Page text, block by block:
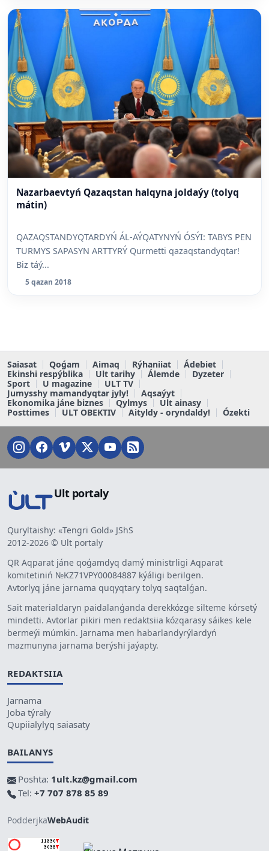
Nazarbaevtyń Qazaqstan halqyna joldaýy (tolyq
mátin)
QAZAQSTANDYQTARDYŃ ÁL-AÝQATYNYŃ ÓSÝI: TABYS PEN
TURMYS SAPASYN ARTTYRÝ Qurmetti qazaqstandyqtar!
Biz táý...
5 qazan 2018
Saiasat Qoǵam Aimaq Rýhaniiat
Ádebiet
Ekinshi respýblika
Ult tarihy Álemde
Dyzeter
Sport
U magazine
ULT TV
Jumysshy mamandyqtar jyly!
Aqsaýyt
Ekonomika jáne biznes
Qylmys
Ult ainasy
Posttimes
ULT OBEKTIV Aityldy - oryndaldy! Ózekti
Ult portaly
Quryltaishy: «Tengri Gold» JShS
2012-2026 © Ult portaly
QR Aqparat jáne qoǵamdyq damý ministrligi Aqparat
komitetiniń №KZ71VPY00084887 kýáligi berilgen.
Avtorlyq jáne jarnama quqyqtary tolyq saqtalǵan.
Sait materialdaryn paidalanǵanda derekkózge silteme kórsetý
mindetti. Avtorlar pikiri men redaktsiia kózqarasy sáikes kele
bermeýi múmkin. Jarnama men habarlandyrýlardyń
mazmunyna jarnama berýshi jaýapty.
REDAKTSIIA
Jarnama
Joba týraly
Qupiialylyq saiasaty
BAILANYS
Poshta: 1ult.kz@gmail.com
Tel: +7 707 878 85 89
PodderjkaWebAudit